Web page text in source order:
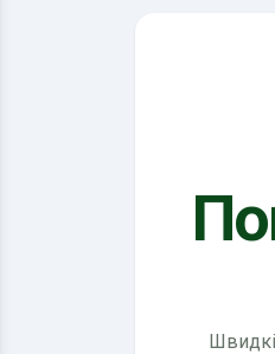
Швидкі